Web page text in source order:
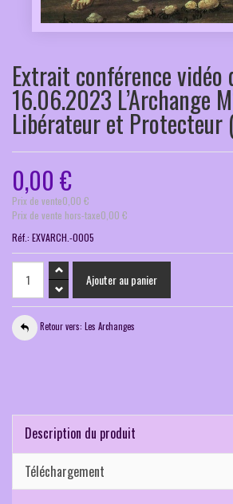
Extrait conférence vidéo
16.06.2023 L’Archange
Libérateur et Protecteur
0,00 €
Prix ​​de vente0,00 €
Prix de vente hors-taxe0,00 €
Réf.: EXVARCH.-0005
Retour vers: Les Archanges
Description du produit
Téléchargement